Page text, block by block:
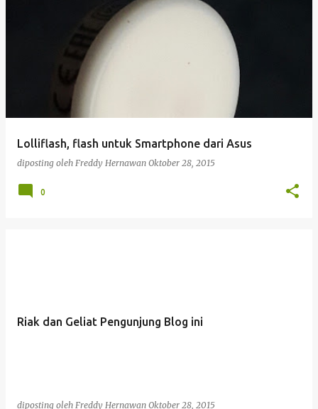
Lolliflash, flash untuk Smartphone dari Asus
diposting oleh Freddy Hernawan Oktober 28, 2015
0
Riak dan Geliat Pengunjung Blog ini
diposting oleh Freddy Hernawan Oktober 28, 2015